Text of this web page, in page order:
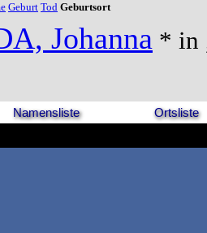
Geburt Tod Geburtsort
Johanna * in
Namensliste Ortsliste